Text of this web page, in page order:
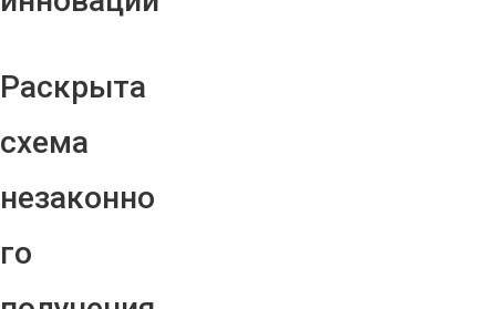
Раскрыта
схема
незаконно
го